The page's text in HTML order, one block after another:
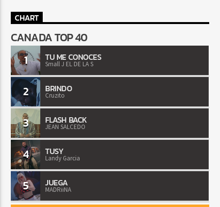
CHART
CANADA TOP 40
1 TU ME CONOCES
Small J EL DE LA S
2 BRINDO
Cruzito
3 FLASH BACK
JEAN SALCEDO
4 TUSY
Landy Garcia
5 JUEGA
MADRiiNA